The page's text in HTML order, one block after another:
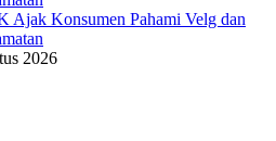
Ajak Konsumen Pahami Velg dan
2026